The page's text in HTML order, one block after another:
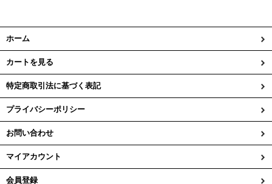
ホーム
カートを見る
特定商取引法に基づく表記
プライバシーポリシー
お問い合わせ
マイアカウント
会員登録